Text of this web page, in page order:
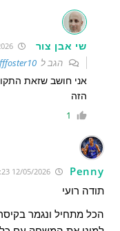
שי אבן צור 13/05/2026 2:29:40
הגב ל
אני חושב שזאת
הזה
1
Penny
תודה רועי
הכל מתחיל ונגמר